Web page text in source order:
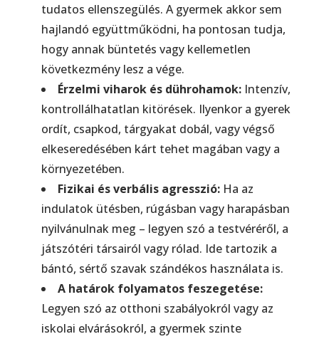
tudatos ellenszegülés. A gyermek akkor sem
hajlandó együttműködni, ha pontosan tudja,
hogy annak büntetés vagy kellemetlen
következmény lesz a vége.
Érzelmi viharok és dührohamok: Intenzív,
kontrollálhatatlan kitörések. Ilyenkor a gyerek
ordít, csapkod, tárgyakat dobál, vagy végső
elkeseredésében kárt tehet magában vagy a
környezetében.
Fizikai és verbális agresszió: Ha az
indulatok ütésben, rúgásban vagy harapásban
nyilvánulnak meg – legyen szó a testvéréről, a
játszótéri társairól vagy rólad. Ide tartozik a
bántó, sértő szavak szándékos használata is.
A határok folyamatos feszegetése:
Legyen szó az otthoni szabályokról vagy az
iskolai elvárásokról, a gyermek szinte